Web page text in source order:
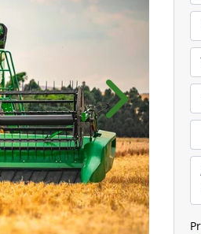
Próximo